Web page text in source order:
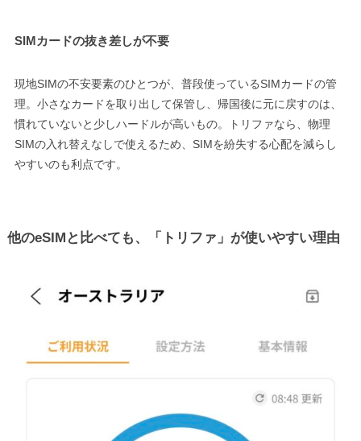
SIMカードの抜き差しが不要
現地SIMの不安要素のひとつが、普段使っているSIMカードの管
理。小さなカードを取り出して保管し、帰国後に元に戻すのは、
慣れていないと少しハードルが高いもの。トリファなら、物理
SIMの入れ替えなしで使えるため、SIMを紛失する心配を減らし
やすいのも利点です。
他のeSIMと比べても、「トリファ」が使いやすい理由